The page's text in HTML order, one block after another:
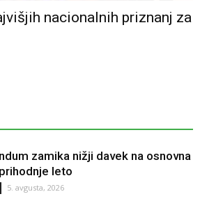
nacionalnih priznanj za
zamika nižji davek na osnovna
leto
5. avgusta, 2026